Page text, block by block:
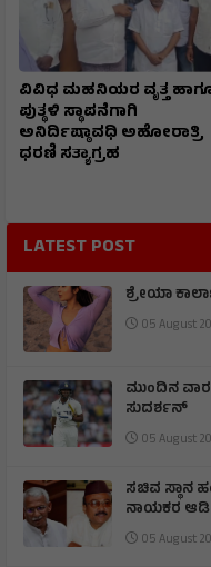
ವಿವಿಧ ಮಹನಿಯರ ವೃತ್ತ
ಪುತ್ಥಳಿ ಸ್ಥಾಪನೆಗಾಗಿ
ಅನಿರ್ದಿಷ್ಠಾವಧಿ ಅಹೋರಾತ್ರಿ
ಧರಣಿ ಸತ್ಯಾಗ್ರಹ
LATEST POST
ಶ್ರೇಯಾ
05 August
ಮುಂದಿನ
ಸುದರ್ಶನ್
05 August
ಸಚಿವ ಸ್ಥಾನ
ನಾಯಕರ
05 August